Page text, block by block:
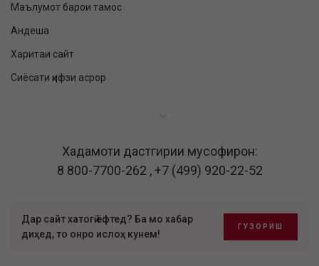
Маълумот барои тамос
Андеша
Харитаи сайт
Сиёсати ҳифзи асрор
Хадамоти дастгирии мусофирон:
8 800-7700-262 ,+7 (499) 920-22-52
Дар сайт хатогӣ ёфтед? Ба мо хабар
диҳед, то онро ислоҳ кунем!
ГУЗОРИШ